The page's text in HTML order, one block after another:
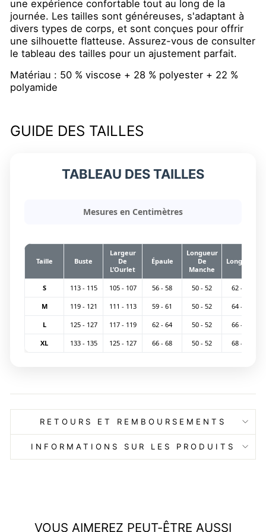
une expérience confortable tout au long de la
journée. Les tailles sont généreuses, s'adaptant à
divers types de corps, et sont conçues pour offrir
une silhouette flatteuse. Assurez-vous de consulter
le tableau des tailles pour un ajustement parfait.
Matériau : 50 % viscose + 28 % polyester + 22 %
polyamide
GUIDE DES TAILLES
TABLEAU DES TAILLES
Mesures en Centimètres
Taille Buste
Largeur
De
L’Ourlet
Épaule
Longueur
De
Manche
Longueur
S 113 - 115 105 - 107 56 - 58 50 - 52 62 - 64
M 119 - 121 111 - 113 59 - 61 50 - 52 64 - 66
L 125 - 127 117 - 119 62 - 64 50 - 52 66 - 68
XL 133 - 135 125 - 127 66 - 68 50 - 52 68 - 70
RETOURS ET REMBOURSEMENTS
INFORMATIONS SUR LES PRODUITS
VOUS AIMEREZ PEUT-ÊTRE AUSSI